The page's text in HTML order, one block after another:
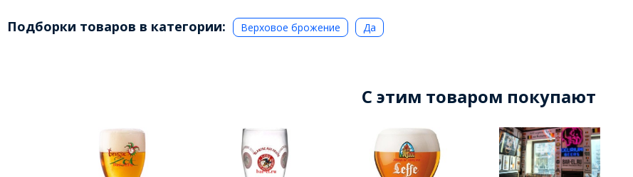
Подборки товаров в категории: Верховое брожение Да
C этим товаром покупают